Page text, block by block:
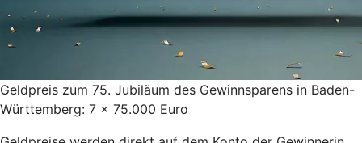
Geldpreis zum 75. Jubiläum des Gewinnsparens in Baden-
Württemberg: 7 x 75.000 Euro